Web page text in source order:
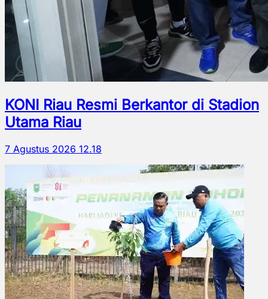
KONI Riau Resmi Berkantor di Stadion
Utama Riau
7 Agustus 2026 12.18